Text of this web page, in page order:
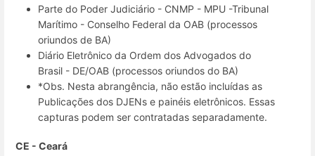
Parte do Poder Judiciário - CNMP - MPU -Tribunal
Marítimo - Conselho Federal da OAB (processos
oriundos de BA)
Diário Eletrônico da Ordem dos Advogados do
Brasil - DE/OAB (processos oriundos do BA)
*Obs. Nesta abrangência, não estão incluídas as
Publicações dos DJENs e painéis eletrônicos. Essas
capturas podem ser contratadas separadamente.
CE - Ceará